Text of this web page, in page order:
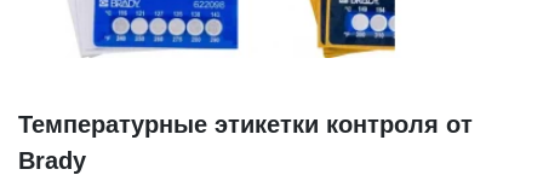
Температурные этикетки контроля от
Brady